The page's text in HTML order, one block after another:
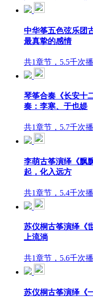
中华筝五色弦乐团
最真挚的感情
共1章节，5.5千次
琴筝合奏《长安十
奏：李寒、于也媞
共1章节，5.7千次
李萌古筝演绎《飘
起，化入远方
共1章节，5.4千次
苏仪桐古筝演绎《
上流淌
共1章节，5.6千次
苏仪桐古筝演绎《